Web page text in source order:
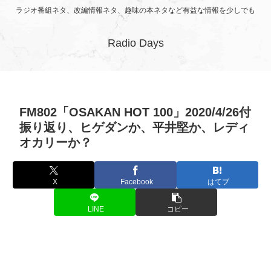
ラジオ番組ネタ、改編情報ネタ、趣味の本ネタなど有益な情報を少しでも
Radio Days
FM802「OSAKAN HOT 100」2020/4/26付
振り返り、ヒゲダンか、平井堅か、レディ
オカリーか？
X Facebook はてブ
LINE コピー